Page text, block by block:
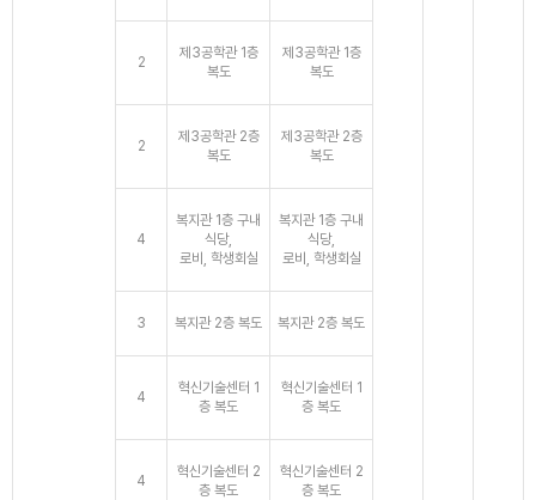
2
제3공학관 1층
복도
제3공학관 1층
복도
2
제3공학관 2층
복도
제3공학관 2층
복도
4
복지관 1층 구내
식당,
로비, 학생회실
복지관 1층 구내
식당,
로비, 학생회실
3 복지관 2층 복도 복지관 2층 복도
4
혁신기술센터 1
층 복도
혁신기술센터 1
층 복도
4
혁신기술센터 2
층 복도
혁신기술센터 2
층 복도